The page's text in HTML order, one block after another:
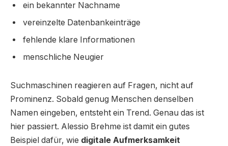
ein bekannter Nachname
vereinzelte Datenbankeinträge
fehlende klare Informationen
menschliche Neugier
Suchmaschinen reagieren auf Fragen, nicht auf
Prominenz. Sobald genug Menschen denselben
Namen eingeben, entsteht ein Trend. Genau das ist
hier passiert. Alessio Brehme ist damit ein gutes
Beispiel dafür, wie digitale Aufmerksamkeit